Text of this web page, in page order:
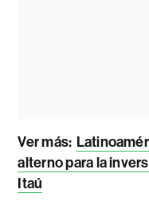
Ver más:
alterno para la
Itaú